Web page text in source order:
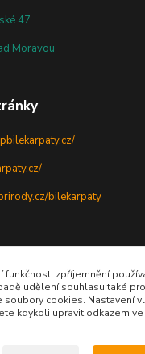
47
Moravou
bilekarpaty
funkčnost, zpříjemnění
udělení souhlasu také
soubory cookies. Nastavení
kdykoli upravit odkazem